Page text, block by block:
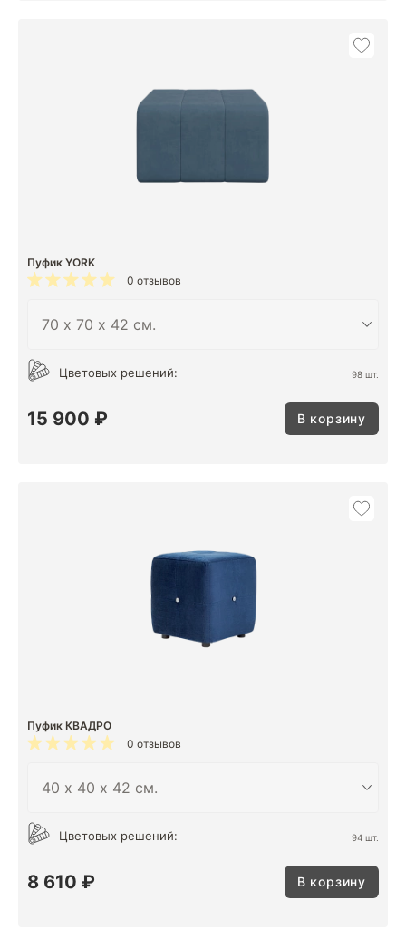
Пуфик YORK
0 отзывов
Цветовых решений: 98 шт.
15 900 ₽ В корзину
Пуфик КВАДРО
0 отзывов
Цветовых решений: 94 шт.
8 610 ₽ В корзину